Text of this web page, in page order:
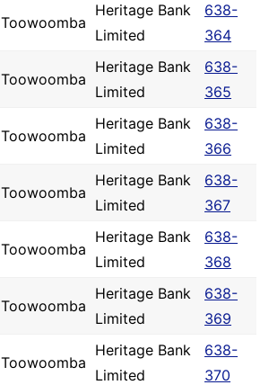
Toowoomba
Heritage Bank
Limited
638-
364
Toowoomba
Heritage Bank
Limited
638-
365
Toowoomba
Heritage Bank
Limited
638-
366
Toowoomba
Heritage Bank
Limited
638-
367
Toowoomba
Heritage Bank
Limited
638-
368
Toowoomba
Heritage Bank
Limited
638-
369
Toowoomba
Heritage Bank
Limited
638-
370